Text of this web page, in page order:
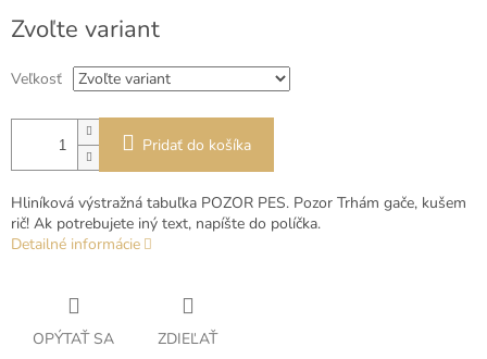
cena:
Zvoľte variant
Veľkosť
Pridať do košíka
Hliníková výstražná tabuľka POZOR PES. Pozor Trhám gače, kušem
rič! Ak potrebujete iný text, napíšte do políčka.
Detailné informácie
OPÝTAŤ SA ZDIEĽAŤ